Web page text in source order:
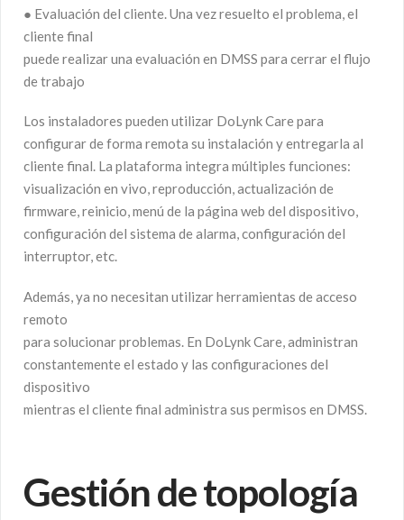
● Evaluación del cliente. Una vez resuelto el problema, el
cliente final
puede realizar una evaluación en DMSS para cerrar el flujo
de trabajo
Los instaladores pueden utilizar DoLynk Care para
configurar de forma remota su instalación y entregarla al
cliente final. La plataforma integra múltiples funciones:
visualización en vivo, reproducción, actualización de
firmware, reinicio, menú de la página web del dispositivo,
configuración del sistema de alarma, configuración del
interruptor, etc.
Además, ya no necesitan utilizar herramientas de acceso
remoto
para solucionar problemas. En DoLynk Care, administran
constantemente el estado y las configuraciones del
dispositivo
mientras el cliente final administra sus permisos en DMSS.
Gestión de topología